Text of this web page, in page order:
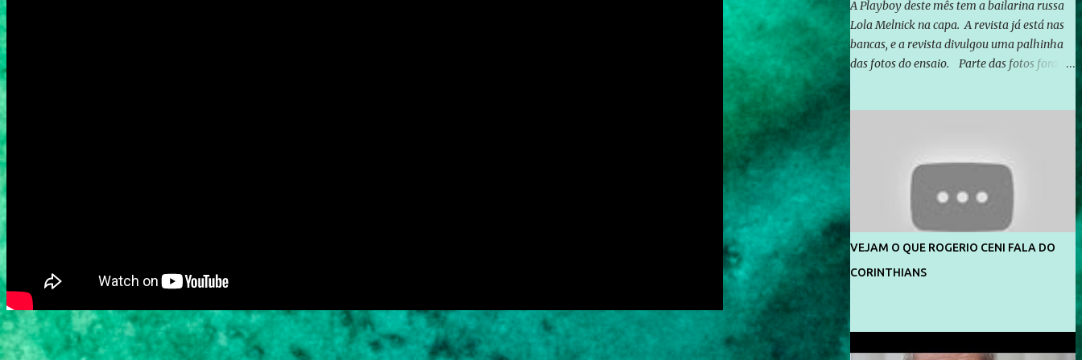
A Playboy deste mês tem a bailarina russa
Lola Melnick na capa. A revista já está nas
bancas, e a revista divulgou uma palhinha
das fotos do ensaio. Parte das fotos foram
divulga capa e primeiras fotos de Lola
Melnick - @aredacao
VEJAM O QUE ROGERIO CENI FALA DO
CORINTHIANS